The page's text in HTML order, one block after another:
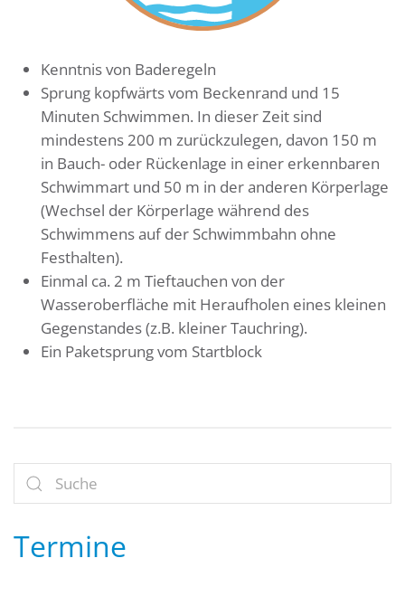
Kenntnis von Baderegeln
Sprung kopfwärts vom Beckenrand und 15
Minuten Schwimmen. In dieser Zeit sind
mindestens 200 m zurückzulegen, davon 150 m
in Bauch- oder Rückenlage in einer erkennbaren
Schwimmart und 50 m in der anderen Körperlage
(Wechsel der Körperlage während des
Schwimmens auf der Schwimmbahn ohne
Festhalten).
Einmal ca. 2 m Tieftauchen von der
Wasseroberfläche mit Heraufholen eines kleinen
Gegenstandes (z.B. kleiner Tauchring).
Ein Paketsprung vom Startblock
Termine